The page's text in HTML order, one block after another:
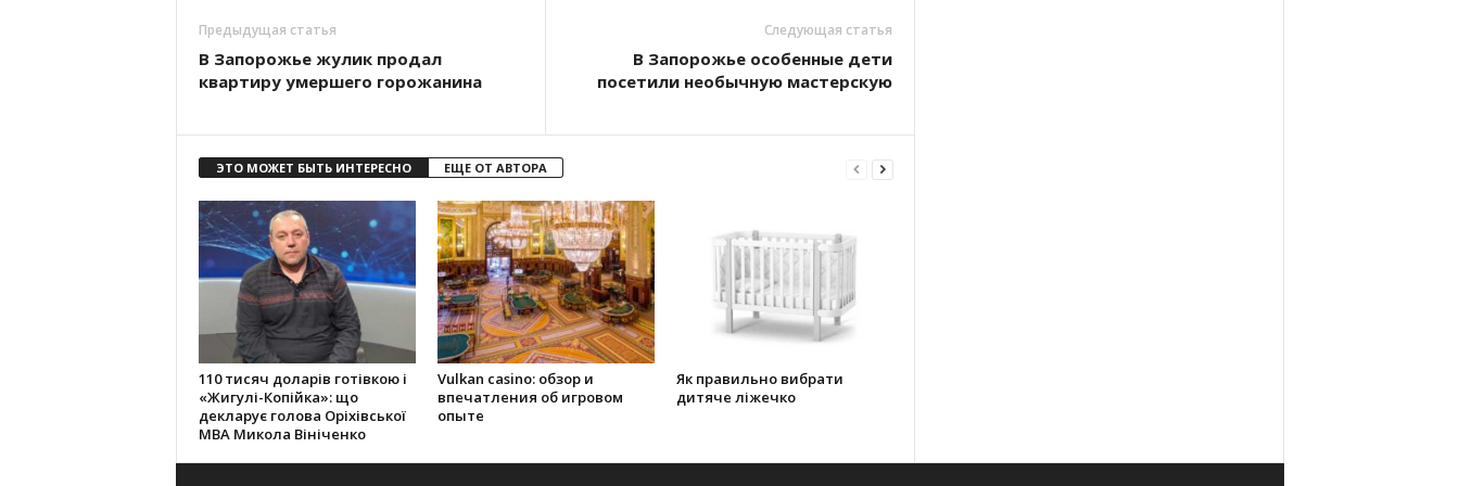
Предыдущая статья
В Запорожье жулик продал
квартиру умершего горожанина
Следующая статья
В Запорожье особенные дети
посетили необычную мастерскую
ЭТО МОЖЕТ БЫТЬ ИНТЕРЕСНО ЕЩЕ ОТ АВТОРА
110 тисяч доларів готівкою і
«Жигулі-Копійка»: що
декларує голова Оріхівської
МВА Микола Вініченко
Vulkan casino: обзор и
впечатления об игровом
опыте
Як правильно вибрати
дитяче ліжечко